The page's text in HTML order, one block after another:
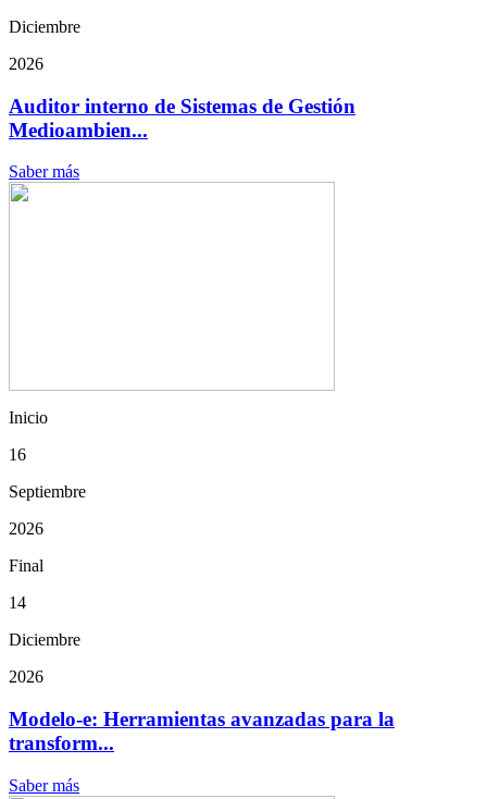
Diciembre
2026
Auditor interno de Sistemas de Gestión
Medioambien...
Saber más
Inicio
16
Septiembre
2026
Final
14
Diciembre
2026
Modelo-e: Herramientas avanzadas para la
transform...
Saber más